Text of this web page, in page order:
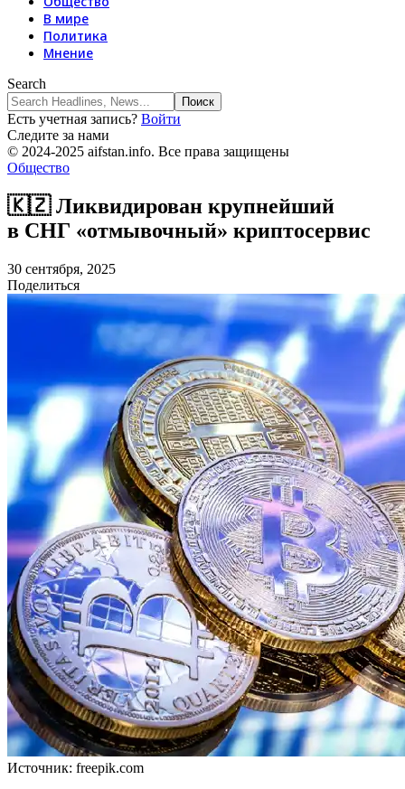
В мире
Политика
Мнение
Search
Есть учетная запись? Войти
Следите за нами
© 2024-2025 aifstan.info. Все права защищены
Общество
🇰🇿 Ликвидирован крупнейший
в СНГ «отмывочный» криптосервис
30 сентября, 2025
Поделиться
Источник: freepik.com